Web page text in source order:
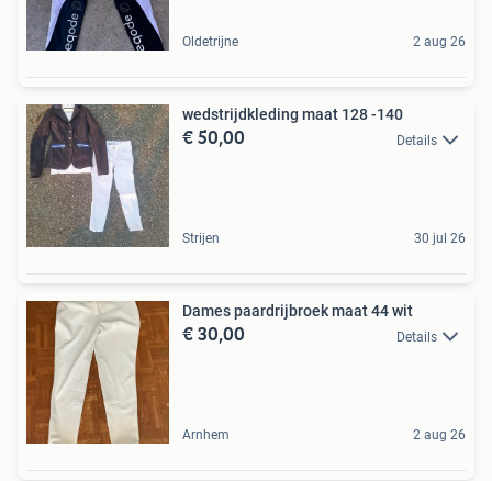
Oldetrijne 2 aug 26
wedstrijdkleding maat 128 -140
€ 50,00 Details
Strijen 30 jul 26
Dames paardrijbroek maat 44 wit
€ 30,00 Details
Arnhem 2 aug 26